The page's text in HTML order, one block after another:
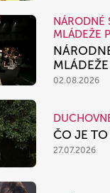
NÁRODNÉ
MLÁDEŽE
02.08.2026
ČO JE TO
27.07.2026